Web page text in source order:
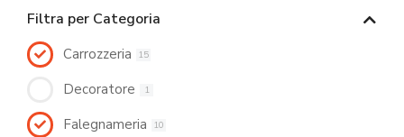
Filtra per Categoria
Carrozzeria 15
Decoratore 1
Falegnameria 10